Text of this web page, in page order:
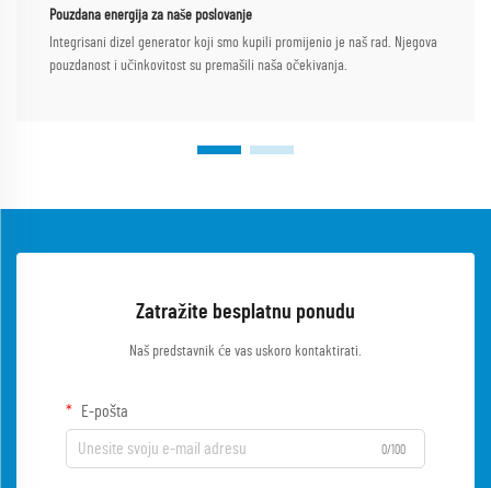
Pouzdana energija za naše poslovanje
Integrisani dizel generator koji smo kupili promijenio je naš rad. Njegova
pouzdanost i učinkovitost su premašili naša očekivanja.
Zatražite besplatnu ponudu
Naš predstavnik će vas uskoro kontaktirati.
E-pošta
0/100